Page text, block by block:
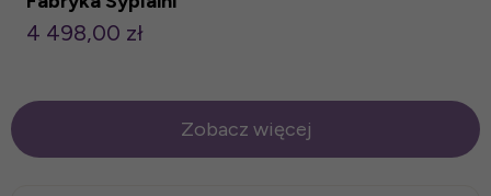
4 498,00 zł
Zobacz więcej